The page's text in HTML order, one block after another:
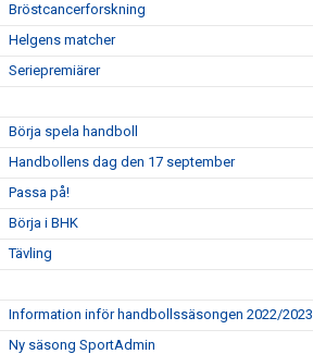
Bröstcancerforskning
Helgens matcher
Seriepremiärer
Börja spela handboll
Handbollens dag den 17 september
Passa på!
Börja i BHK
Tävling
Information inför handbollssäsongen 2022/2023
Ny säsong SportAdmin